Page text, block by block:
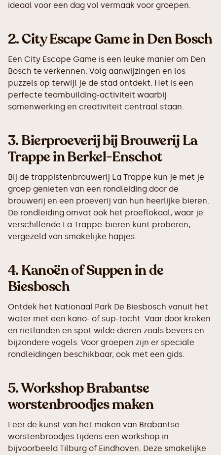
ideaal voor een dag vol vermaak voor groepen.
2.City Escape Game in Den Bosch
Een City Escape Game is een leuke manier om Den
Bosch te verkennen. Volg aanwijzingen en los
puzzels op terwijl je de stad ontdekt. Het is een
perfecte teambuilding-activiteit waarbij
samenwerking en creativiteit centraal staan.
3.Bierproeverij bij Brouwerij La
Trappe in Berkel-Enschot
Bij de trappistenbrouwerij La Trappe kun je met je
groep genieten van een rondleiding door de
brouwerij en een proeverij van hun heerlijke bieren.
De rondleiding omvat ook het proeflokaal, waar je
verschillende La Trappe-bieren kunt proberen,
vergezeld van smakelijke hapjes.
4.Kanoën of Suppen in de
Biesbosch
Ontdek het Nationaal Park De Biesbosch vanuit het
water met een kano- of sup-tocht. Vaar door kreken
en rietlanden en spot wilde dieren zoals bevers en
bijzondere vogels. Voor groepen zijn er speciale
rondleidingen beschikbaar, ook met een gids.
5.Workshop Brabantse
worstenbroodjes maken
Leer de kunst van het maken van Brabantse
worstenbroodjes tijdens een workshop in
bijvoorbeeld Tilburg of Eindhoven. Deze smakelijke